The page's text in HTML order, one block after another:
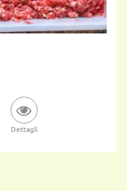
Dettagli